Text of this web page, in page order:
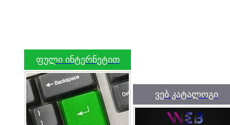
ფული ინტერნეტით
ვებ კატალოგი